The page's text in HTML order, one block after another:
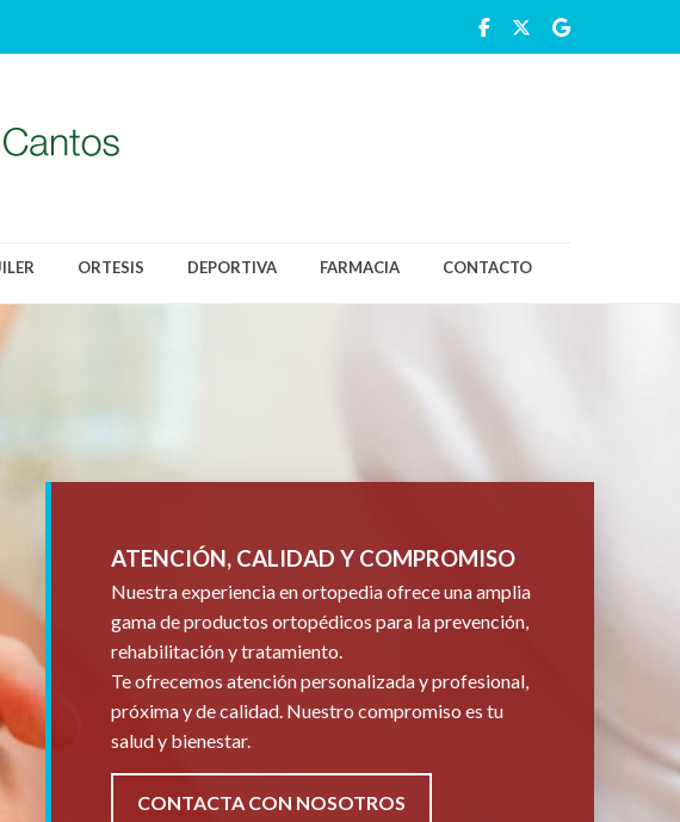
ORTESIS DEPORTIVA FARMACIA CONTACTO
ATENCIÓN, CALIDAD Y COMPROMISO
Nuestra experiencia en ortopedia ofrece una amplia
gama de productos ortopédicos para la prevención,
rehabilitación y tratamiento.
Te ofrecemos atención personalizada y profesional,
próxima y de calidad. Nuestro compromiso es tu
salud y bienestar.
CONTACTA CON NOSOTROS